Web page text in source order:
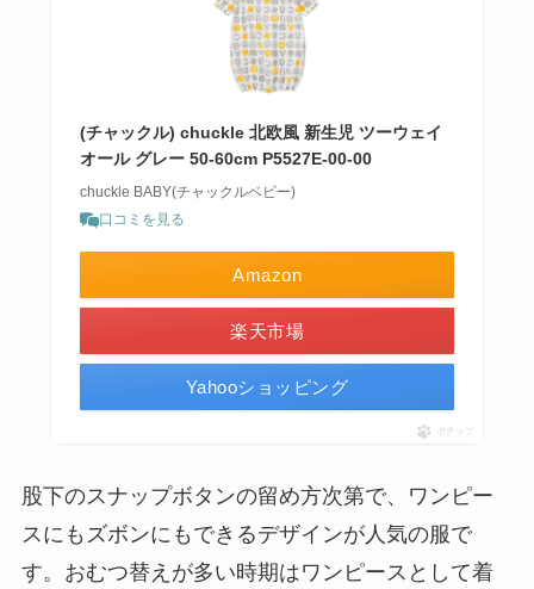
(チャックル) chuckle 北欧風 新生児 ツーウェイ
オール グレー 50-60cm P5527E-00-00
chuckle BABY(チャックルベビー)
口コミを見る
Amazon
楽天市場
Yahooショッピング
ポチップ
股下のスナップボタンの留め方次第で、ワンピー
スにもズボンにもできるデザインが人気の服で
す。おむつ替えが多い時期はワンピースとして着